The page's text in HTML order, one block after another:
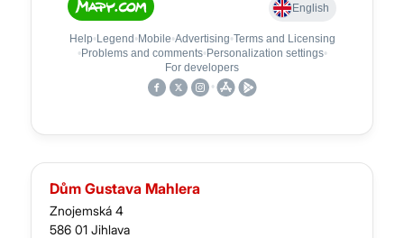
Dům Gustava Mahlera
Znojemská 4
586 01 Jihlava